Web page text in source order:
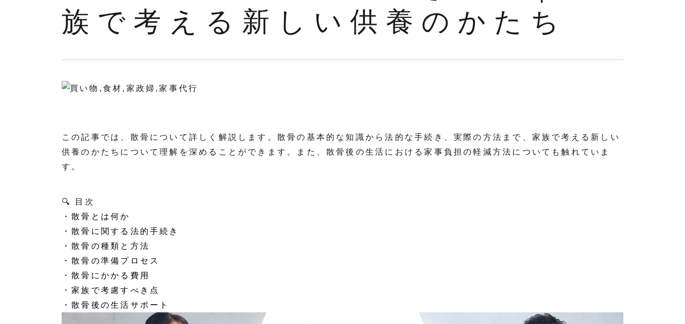
族で考える新しい供養のかたち
この記事では、散骨について詳しく解説します。散骨の基本的な知識から法的な手続き、実際の方法まで、家族で考える新しい
供養のかたちについて理解を深めることができます。また、散骨後の生活における家事負担の軽減方法についても触れていま
す。
🔍 目次
・散骨とは何か
・散骨に関する法的手続き
・散骨の種類と方法
・散骨の準備プロセス
・散骨にかかる費用
・家族で考慮すべき点
・散骨後の生活サポート